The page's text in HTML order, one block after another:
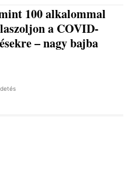
100 alkalommal
a COVID-
– nagy bajba